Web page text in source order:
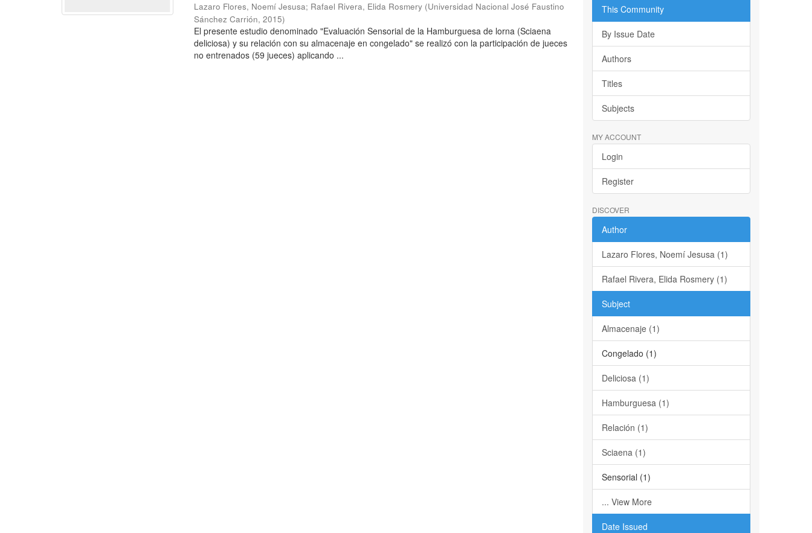
Lazaro Flores, Noemí Jesusa; Rafael Rivera, Elida Rosmery (Universidad Nacional José Faustino
Sánchez Carrión,2015)
El presente estudio denominado "Evaluación Sensorial de la Hamburguesa de lorna (Sciaena
deliciosa) y su relación con su almacenaje en congelado" se realizó con la participación de jueces
no entrenados (59 jueces) aplicando ...
This Community
By Issue Date
Authors
Titles
Subjects
MY ACCOUNT
Login
Register
DISCOVER
Author
Lazaro Flores, Noemí Jesusa (1)
Rafael Rivera, Elida Rosmery (1)
Subject
Almacenaje (1)
Congelado (1)
Deliciosa (1)
Hamburguesa (1)
Relación (1)
Sciaena (1)
Sensorial (1)
... View More
Date Issued